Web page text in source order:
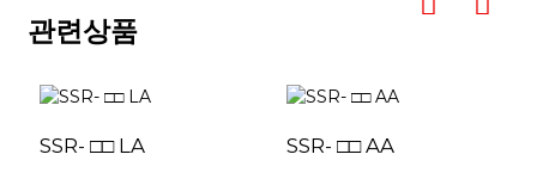
관련상품
SSR- □□ LA SSR- □□ AA